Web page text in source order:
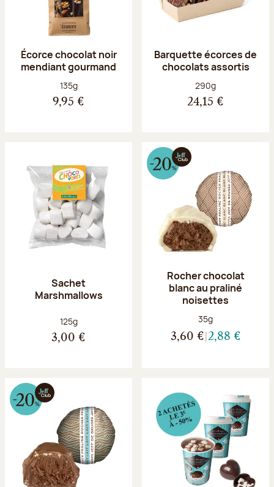
Écorce chocolat noir
mendiant gourmand
Poids net :
135g
9,95 €
Barquette écorces de
chocolats assortis
Poids net :
290g
24,15 €
Sachet
Marshmallows
Poids net :
125g
3,00 €
Rocher chocolat
blanc au praliné
noisettes
Poids net :
35g
3,60 € 2,88 €